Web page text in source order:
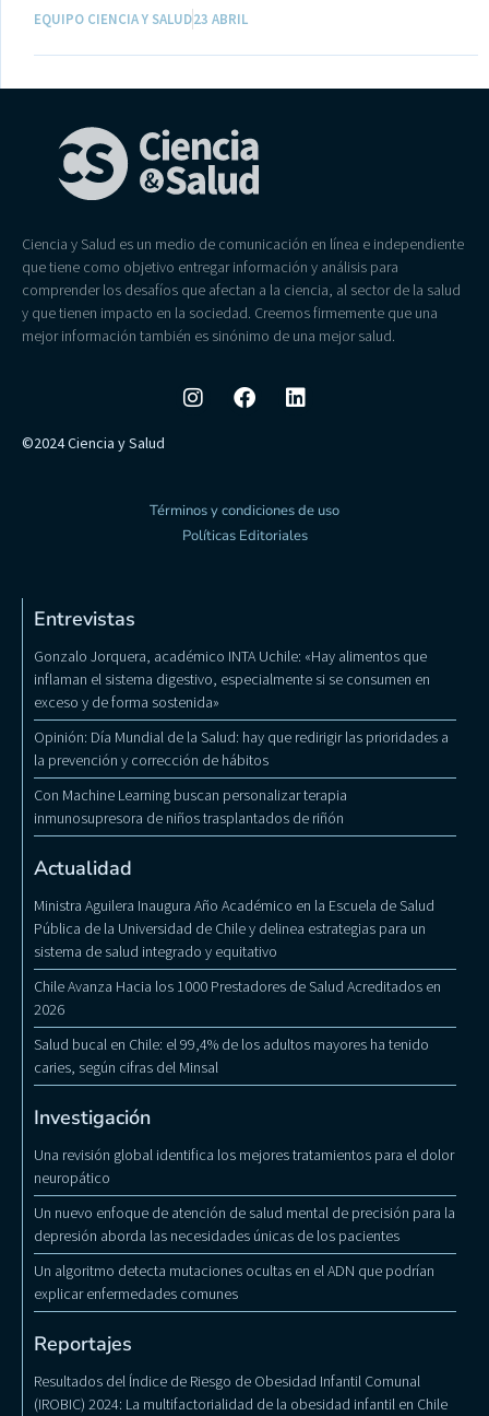
EQUIPO CIENCIA Y SALUD23 ABRIL
Ciencia y Salud es un medio de comunicación en línea e independiente
que tiene como objetivo entregar información y análisis para
comprender los desafíos que afectan a la ciencia, al sector de la salud
y que tienen impacto en la sociedad. Creemos firmemente que una
mejor información también es sinónimo de una mejor salud.
©2024 Ciencia y Salud
Términos y condiciones de uso
Políticas Editoriales
Entrevistas
Gonzalo Jorquera, académico INTA Uchile: «Hay alimentos que
inflaman el sistema digestivo, especialmente si se consumen en
exceso y de forma sostenida»
Opinión: Día Mundial de la Salud: hay que redirigir las prioridades a
la prevención y corrección de hábitos
Con Machine Learning buscan personalizar terapia
inmunosupresora de niños trasplantados de riñón
Actualidad
Ministra Aguilera Inaugura Año Académico en la Escuela de Salud
Pública de la Universidad de Chile y delinea estrategias para un
sistema de salud integrado y equitativo
Chile Avanza Hacia los 1000 Prestadores de Salud Acreditados en
2026
Salud bucal en Chile: el 99,4% de los adultos mayores ha tenido
caries, según cifras del Minsal
Investigación
Una revisión global identifica los mejores tratamientos para el dolor
neuropático
Un nuevo enfoque de atención de salud mental de precisión para la
depresión aborda las necesidades únicas de los pacientes
Un algoritmo detecta mutaciones ocultas en el ADN que podrían
explicar enfermedades comunes
Reportajes
Resultados del Índice de Riesgo de Obesidad Infantil Comunal
(IROBIC) 2024: La multifactorialidad de la obesidad infantil en Chile